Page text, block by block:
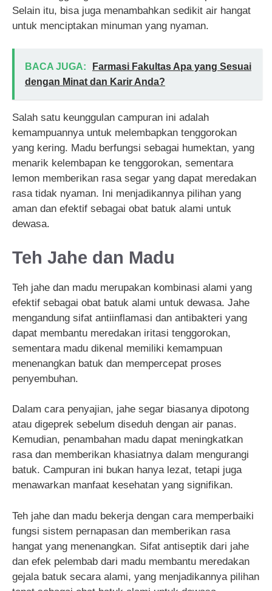
Selain itu, bisa juga menambahkan sedikit air hangat
untuk menciptakan minuman yang nyaman.
BACA JUGA:
Farmasi Fakultas Apa yang Sesuai
dengan Minat dan Karir Anda?
Salah satu keunggulan campuran ini adalah
kemampuannya untuk melembapkan tenggorokan
yang kering. Madu berfungsi sebagai humektan, yang
menarik kelembapan ke tenggorokan, sementara
lemon memberikan rasa segar yang dapat meredakan
rasa tidak nyaman. Ini menjadikannya pilihan yang
aman dan efektif sebagai obat batuk alami untuk
dewasa.
Teh Jahe dan Madu
Teh jahe dan madu merupakan kombinasi alami yang
efektif sebagai obat batuk alami untuk dewasa. Jahe
mengandung sifat antiinflamasi dan antibakteri yang
dapat membantu meredakan iritasi tenggorokan,
sementara madu dikenal memiliki kemampuan
menenangkan batuk dan mempercepat proses
penyembuhan.
Dalam cara penyajian, jahe segar biasanya dipotong
atau digeprek sebelum diseduh dengan air panas.
Kemudian, penambahan madu dapat meningkatkan
rasa dan memberikan khasiatnya dalam mengurangi
batuk. Campuran ini bukan hanya lezat, tetapi juga
menawarkan manfaat kesehatan yang signifikan.
Teh jahe dan madu bekerja dengan cara memperbaiki
fungsi sistem pernapasan dan memberikan rasa
hangat yang menenangkan. Sifat antiseptik dari jahe
dan efek pelembab dari madu membantu meredakan
gejala batuk secara alami, yang menjadikannya pilihan